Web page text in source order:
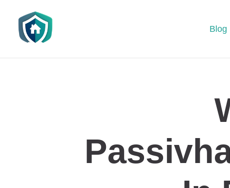
Blog